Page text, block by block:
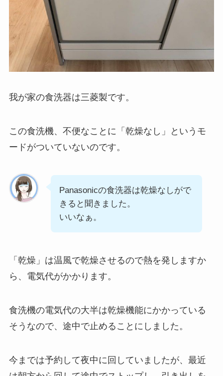
我が家の食洗器は三菱製です。
この食洗機、不便なことに「乾燥なし」というモ
ードがついていないのです。
Panasonicの食洗器は乾燥なしがで
きると聞きました。
いいなぁ。
「乾燥」は温風で乾燥させるので熱を発しますか
ら、電気代がかかります。
食洗機の電気代の大半は乾燥機能にかかっている
そうなので、途中で止めることにしました。
今までは予約して夜中に回していましたが、最近